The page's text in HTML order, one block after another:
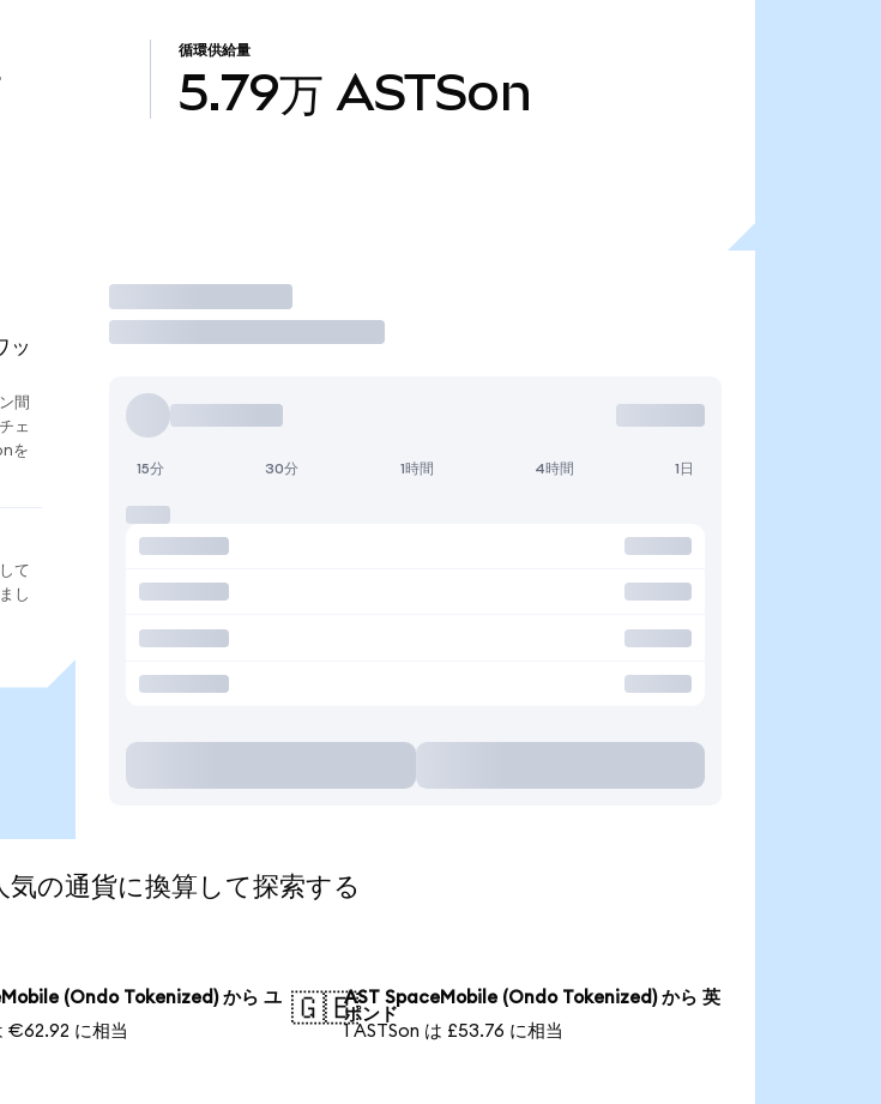
循環供給量
5.79万 ASTSon
ッ
間
ェ
を
て
し
取引
15分 30分 1時間 4時間 1日
通貨に換算して探索する
(Ondo Tokenized) から ユ
€62.92 に相当
🇬🇧AST SpaceMobile (Ondo Tokenized) から 英
ポンド
1 ASTSon は £53.76 に相当